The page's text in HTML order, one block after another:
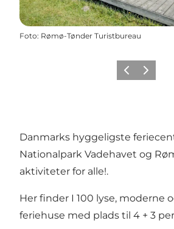
Foto: Rømø-Tønder Turistbureau
ForrigeNæste
Danmarks hyggeligste
Nationalpark Vadehavet og
aktiviteter for alle!.
Her finder I 100 lyse, moderne
feriehuse med plads til 4 + 3